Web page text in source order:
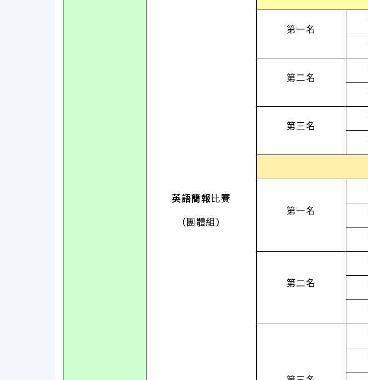
英語簡報比賽
（團體組）
第一名
第二名
第三名
第一名
第二名